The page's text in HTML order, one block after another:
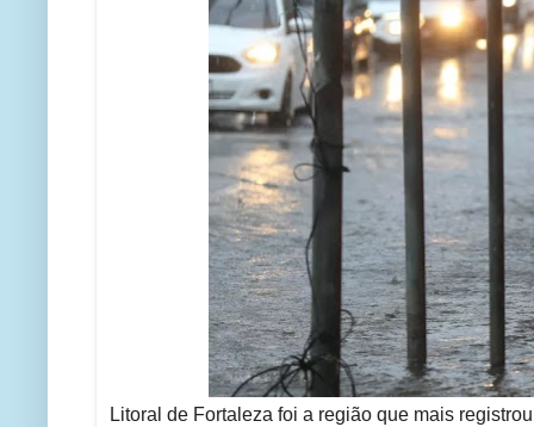
Litoral de Fortaleza foi a região que mais